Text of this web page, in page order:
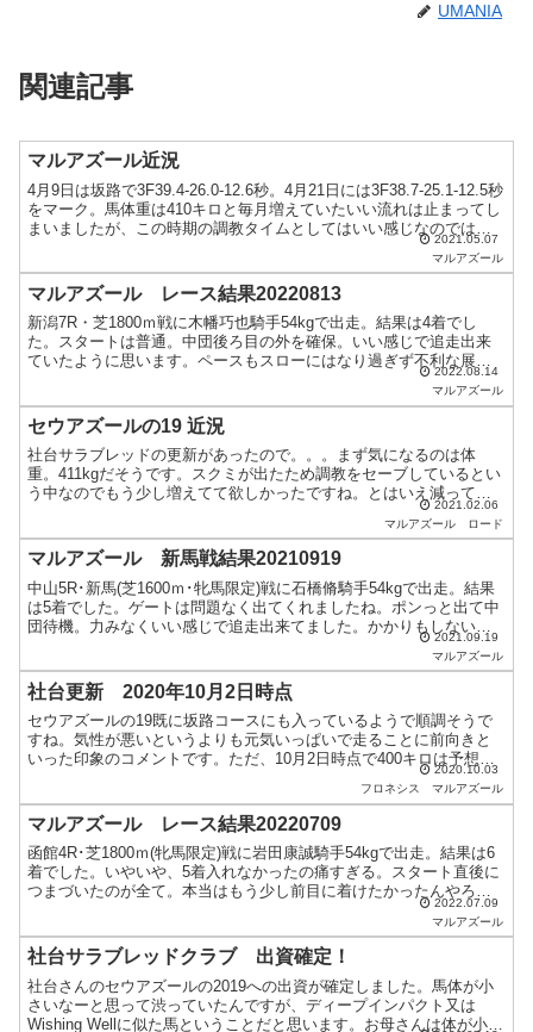
UMANIA
関連記事
マルアズール近況
4月9日は坂路で3F39.4-26.0-12.6秒。4月21日には3F38.7-25.1-12.5秒
をマーク。馬体重は410キロと毎月増えていたいい流れは止まってし
まいましたが、この時期の調教タイムとしてはいい感じなのでは？
2021.05.07
マルアズール
マルアズール レース結果20220813
新潟7R・芝1800ｍ戦に木幡巧也騎手54kgで出走。結果は4着でし
た。スタートは普通。中団後ろ目の外を確保。いい感じで追走出来
ていたように思います。ペースもスローにはなり過ぎず不利な展開
は無し。最終コーナーで徐々に位置を上げていき、直線入...2022.08.14
マルアズール
セウアズールの19 近況
社台サラブレッドの更新があったので。。。まず気になるのは体
重。411kgだそうです。スクミが出たため調教をセーブしているとい
う中なのでもう少し増えてて欲しかったですね。とはいえ減ってい
るよりはいいし、6月デビューを430kg前後で出来れば上... 2021.02.06
マルアズール
ロード
マルアズール 新馬戦結果20210919
中山5R･新馬(芝1600ｍ･牝馬限定)戦に石橋脩騎手54kgで出走。結果
は5着でした。ゲートは問題なく出てくれましたね。ポンっと出て中
団待機。力みなくいい感じで追走出来てました。かかりもしないし
2021.09.19
マルアズール
社台更新 2020年10月2日時点
セウアズールの19既に坂路コースにも入っているようで順調そうで
すね。気性が悪いというよりも元気いっぱいで走ることに前向きと
いった印象のコメントです。ただ、10月2日時点で400キロは予想
外。レースには430キロくらいで出走して欲しいなと思っ...2020.10.03
フロネシス
マルアズール
マルアズール レース結果20220709
函館4R･芝1800ｍ(牝馬限定)戦に岩田康誠騎手54kgで出走。結果は6
着でした。いやいや、5着入れなかったの痛すぎる。スタート直後に
つまづいたのが全て。本当はもう少し前目に着けたかったんやろー
2022.07.09
マルアズール
社台サラブレッドクラブ 出資確定！
社台さんのセウアズールの2019への出資が確定しました。馬体が小
さいなーと思って渋っていたんですが、ディープインパクト又は
Wishing Wellに似た馬ということだと思います。お母さんは体が小さ